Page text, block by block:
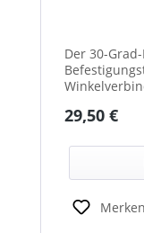
Der 30-
Durch das
Regulärer
29,50 €
Merken